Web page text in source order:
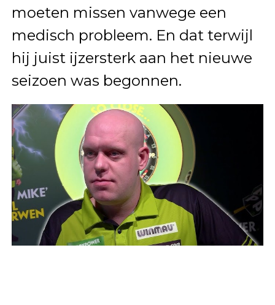
moeten missen vanwege een
medisch probleem. En dat terwijl
hij juist ijzersterk aan het nieuwe
seizoen was begonnen.